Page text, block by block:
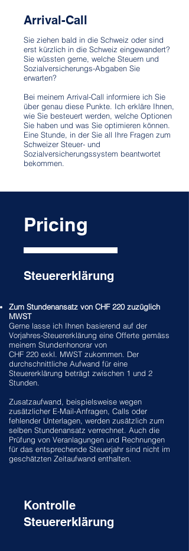
Pricing
Steuererklärung
Zum Stundenansatz von CHF 220 zuzüglich
MWST
Gerne lasse ich Ihnen basierend auf der
Vorjahres-Steuererklärung eine Offerte gemäss
meinem Stundenhonorar von
CHF 220 exkl. MWST zukommen. Der
durchschnittliche Aufwand für eine
Steuererklärung beträgt zwischen 1 und 2
Stunden.
Zusatzaufwand, beispielsweise wegen
zusätzlicher E-Mail-Anfragen, Calls oder
fehlender Unterlagen, werden zusätzlich zum
selben Stundenansatz verrechnet. Auch die
Prüfung von Veranlagungen und Rechnungen
für das entsprechende Steuerjahr sind nicht im
geschätzten Zeitaufwand enthalten.
Kontrolle
Steuererklärung
Arrival-Call
Sie ziehen bald in die Schweiz oder sind
erst kürzlich in die Schweiz eingewandert?
Sie wüssten gerne, welche Steuern und
Sozialversicherungs-Abgaben Sie
erwarten?
Bei meinem Arrival-Call informiere ich Sie
über genau diese Punkte. Ich erkläre Ihnen,
wie Sie besteuert werden, welche Optionen
Sie haben und was Sie optimieren können.
Eine Stunde, in der Sie all Ihre Fragen zum
Schweizer Steuer- und
Sozialversicherungssystem beantwortet
bekommen.